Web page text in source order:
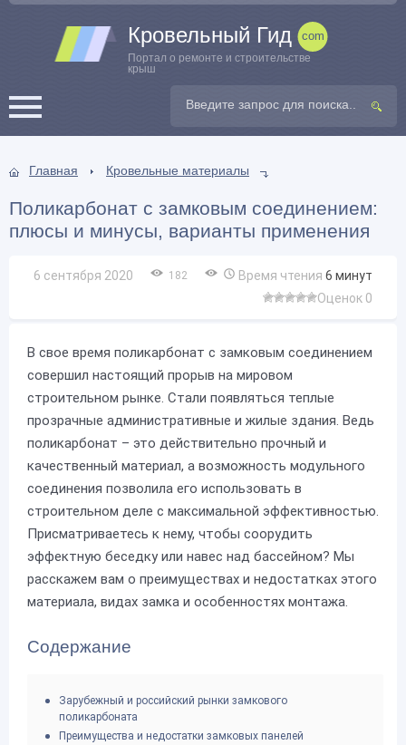
Кровельный Гид
Портал о ремонте и строительстве
крыш
Главная Кровельные материалы
Поликарбонат с замковым соединением:
плюсы и минусы, варианты применения
6 сентября 2020 182 Время чтения 6 минут
Оценок 0
В свое время поликарбонат с замковым соединением
совершил настоящий прорыв на мировом
строительном рынке. Стали появляться теплые
прозрачные административные и жилые здания. Ведь
поликарбонат – это действительно прочный и
качественный материал, а возможность модульного
соединения позволила его использовать в
строительном деле с максимальной эффективностью.
Присматриваетесь к нему, чтобы соорудить
эффектную беседку или навес над бассейном? Мы
расскажем вам о преимуществах и недостатках этого
материала, видах замка и особенностях монтажа.
Содержание
Зарубежный и российский рынки замкового
поликарбоната
Преимущества и недостатки замковых панелей